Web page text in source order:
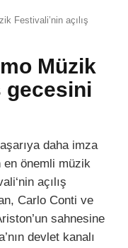
Festivali’nin açılış
Müzik
gecesini
daha imza
en önemli müzik
açılış
Carlo Conti ve
sahnesine
devlet kanalı